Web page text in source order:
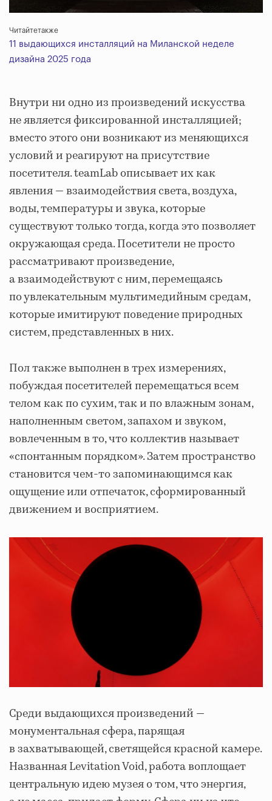
Читайтетакже
11 выдающихся инсталляций на Миланской неделе
дизайна 2025 года
Внутри ни одно из произведений искусства
не является фиксированной инсталляцией;
вместо этого они возникают из меняющихся
условий и реагируют на присутствие
посетителя. teamLab описывает их как
явления — взаимодействия света, воздуха,
воды, температуры и звука, которые
существуют только тогда, когда это позволяет
окружающая среда. Посетители не просто
рассматривают произведение,
а взаимодействуют с ним, перемещаясь
по увлекательным мультимедийным средам,
которые имитируют поведение природных
систем, представленных в них.
Пол также выполнен в трех измерениях,
побуждая посетителей перемещаться всем
телом как по сухим, так и по влажным зонам,
наполненным светом, запахом и звуком,
вовлеченным в то, что коллектив называет
«спонтанным порядком». Затем пространство
становится чем-то запоминающимся как
ощущение или отпечаток, сформированный
движением и восприятием.
Среди выдающихся произведений —
монументальная сфера, парящая
в захватывающей, светящейся красной камере.
Названная Levitation Void, работа воплощает
центральную идею музея о том, что энергия,